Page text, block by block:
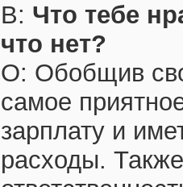
В: Что тебе
что нет?
О: Обобщив
самое
зарплату и
расходы.